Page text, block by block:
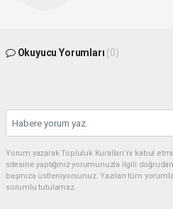
Okuyucu Yorumları (0)
Yorum yazarak Topluluk Kuralları’nı kabul
sitesine yaptığınız yorumunuzla ilgili
başınıza üstleniyorsunuz. Yazılan tüm
sorumlu tutulamaz.